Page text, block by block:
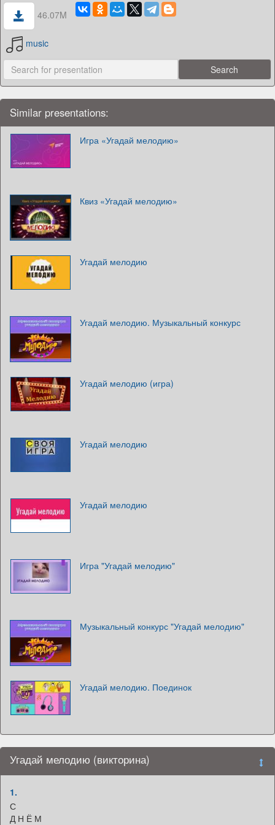
46.07M
music
Similar presentations:
Игра «Угадай мелодию»
Квиз «Угадай мелодию»
Угадай мелодию
Угадай мелодию. Музыкальный конкурс
Угадай мелодию (игра)
Угадай мелодию
Угадай мелодию
Игра "Угадай мелодию"
Музыкальный конкурс "Угадай мелодию"
Угадай мелодию. Поединок
Угадай мелодию (викторина)
1.
С
Д Н Ё М